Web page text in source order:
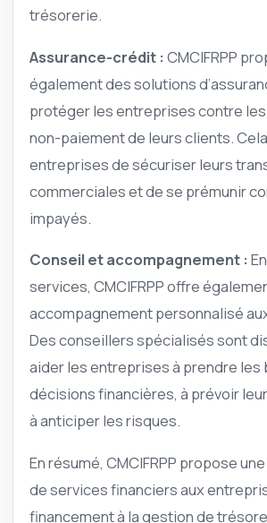
trésorerie.
Assurance-crédit : CMCIFRPP
également des solutions
protéger les entreprises contre
non-paiement de leurs clients.
entreprises de sécuriser leurs
commerciales et de se prémunir
impayés.
Conseil et accompagnement :
services, CMCIFRPP offre
accompagnement personnalisé
Des conseillers spécialisés sont
aider les entreprises à prendre les
décisions financières, à prévoir
à anticiper les risques.
En résumé, CMCIFRPP propose
de services financiers aux
financement à la gestion de